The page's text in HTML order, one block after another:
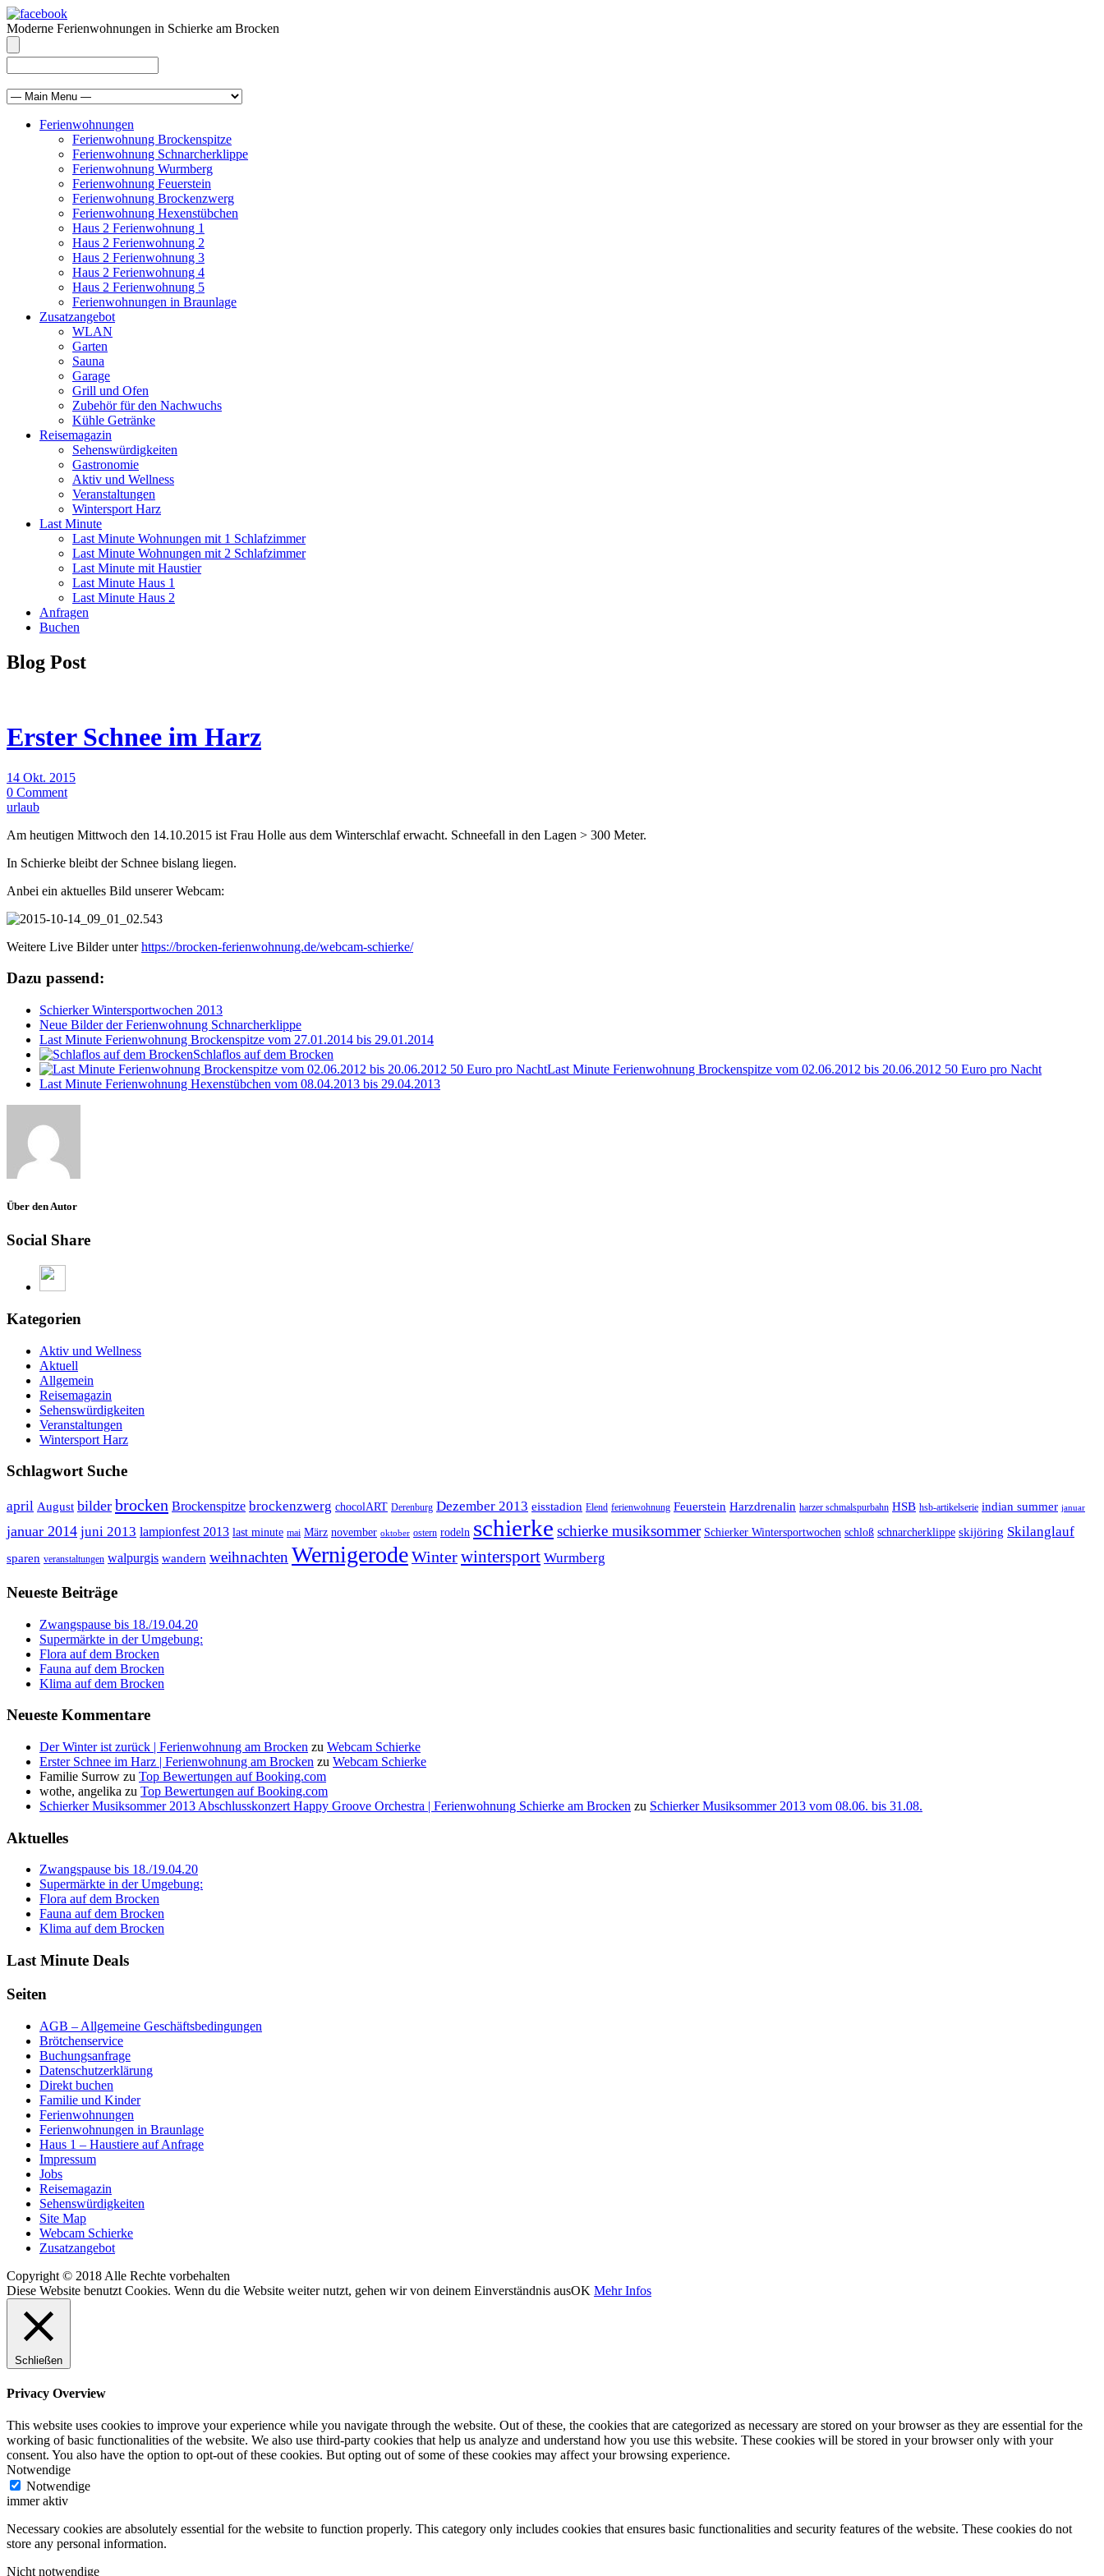
Moderne Ferienwohnungen in Schierke am Brocken
Ferienwohnungen
Ferienwohnung Brockenspitze
Ferienwohnung Schnarcherklippe
Ferienwohnung Wurmberg
Ferienwohnung Feuerstein
Ferienwohnung Brockenzwerg
Ferienwohnung Hexenstübchen
Haus 2 Ferienwohnung 1
Haus 2 Ferienwohnung 2
Haus 2 Ferienwohnung 3
Haus 2 Ferienwohnung 4
Haus 2 Ferienwohnung 5
Ferienwohnungen in Braunlage
Zusatzangebot
WLAN
Garten
Sauna
Garage
Grill und Ofen
Zubehör für den Nachwuchs
Kühle Getränke
Reisemagazin
Sehenswürdigkeiten
Gastronomie
Aktiv und Wellness
Veranstaltungen
Wintersport Harz
Last Minute
Last Minute Wohnungen mit 1 Schlafzimmer
Last Minute Wohnungen mit 2 Schlafzimmer
Last Minute mit Haustier
Last Minute Haus 1
Last Minute Haus 2
Anfragen
Buchen
Blog Post
Erster Schnee im Harz
14 Okt. 2015
0 Comment
urlaub
Am heutigen Mittwoch den 14.10.2015 ist Frau Holle aus dem Winterschlaf erwacht. Schneefall in den Lagen > 300 Meter.
In Schierke bleibt der Schnee bislang liegen.
Anbei ein aktuelles Bild unserer Webcam:
Weitere Live Bilder unterhttps://brocken-ferienwohnung.de/webcam-schierke/
Dazu passend:
Schierker Wintersportwochen 2013
Neue Bilder der Ferienwohnung Schnarcherklippe
Last Minute Ferienwohnung Brockenspitze vom 27.01.2014 bis 29.01.2014
Schlaflos auf dem Brocken
Last Minute Ferienwohnung Brockenspitze vom 02.06.2012 bis 20.06.2012 50 Euro pro Nacht
Last Minute Ferienwohnung Hexenstübchen vom 08.04.2013 bis 29.04.2013
Über den Autor
Social Share
Kategorien
Aktiv und Wellness
Aktuell
Allgemein
Reisemagazin
Sehenswürdigkeiten
Veranstaltungen
Wintersport Harz
Schlagwort Suche
april August bilder brocken Brockenspitze brockenzwerg chocolART Derenburg Dezember 2013 eisstadion Elend ferienwohnung Feuerstein Harzdrenalin harzer schmalspurbahn HSB hsb-artikelserie indian summer januar
januar 2014 juni 2013 lampionfest 2013 last minute mai März november oktober ostern rodeln schierke schierke musiksommer Schierker Wintersportwochen schloß schnarcherklippe skijöring Skilanglauf
sparen veranstaltungen walpurgis wandern weihnachten WernigerodeWinterwintersport Wurmberg
Neueste Beiträge
Zwangspause bis 18./19.04.20
Supermärkte in der Umgebung:
Flora auf dem Brocken
Fauna auf dem Brocken
Klima auf dem Brocken
Neueste Kommentare
Der Winter ist zurück | Ferienwohnung am Brocken zu Webcam Schierke
Erster Schnee im Harz | Ferienwohnung am Brocken zu Webcam Schierke
Familie Surrow zu Top Bewertungen auf Booking.com
wothe, angelika zu Top Bewertungen auf Booking.com
Schierker Musiksommer 2013 Abschlusskonzert Happy Groove Orchestra | Ferienwohnung Schierke am Brocken zu Schierker Musiksommer 2013 vom 08.06. bis 31.08.
Aktuelles
Zwangspause bis 18./19.04.20
Supermärkte in der Umgebung:
Flora auf dem Brocken
Fauna auf dem Brocken
Klima auf dem Brocken
Last Minute Deals
Seiten
AGB – Allgemeine Geschäftsbedingungen
Brötchenservice
Buchungsanfrage
Datenschutzerklärung
Direkt buchen
Familie und Kinder
Ferienwohnungen
Ferienwohnungen in Braunlage
Haus 1 – Haustiere auf Anfrage
Impressum
Jobs
Reisemagazin
Sehenswürdigkeiten
Site Map
Webcam Schierke
Zusatzangebot
Copyright © 2018 Alle Rechte vorbehalten
Diese Website benutzt Cookies. Wenn du die Website weiter nutzt, gehen wir von deinem Einverständnis ausOK Mehr Infos
Schließen
Privacy Overview
This website uses cookies to improve your experience while you navigate through the website. Out of these, the cookies that are categorized as necessary are stored on your browser as they are essential for the
working of basic functionalities of the website. We also use third-party cookies that help us analyze and understand how you use this website. These cookies will be stored in your browser only with your
consent. You also have the option to opt-out of these cookies. But opting out of some of these cookies may affect your browsing experience.
Notwendige
Notwendige
immer aktiv
Necessary cookies are absolutely essential for the website to function properly. This category only includes cookies that ensures basic functionalities and security features of the website. These cookies do not
store any personal information.
Nicht notwendige